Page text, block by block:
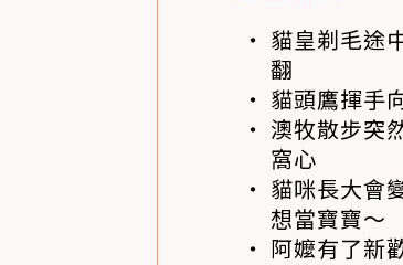
貓皇剃毛途
翻
貓頭鷹揮手
澳牧散步突
窩心
貓咪長大會
想當寶寶～
阿嬤有了新